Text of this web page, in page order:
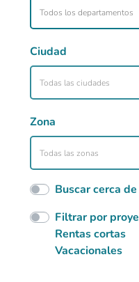
Todos los departamentos
Ciudad
Todas las ciudades
Zona
Todas las zonas
Buscar cerca
Filtrar por
Rentas cortas
Vacacionales